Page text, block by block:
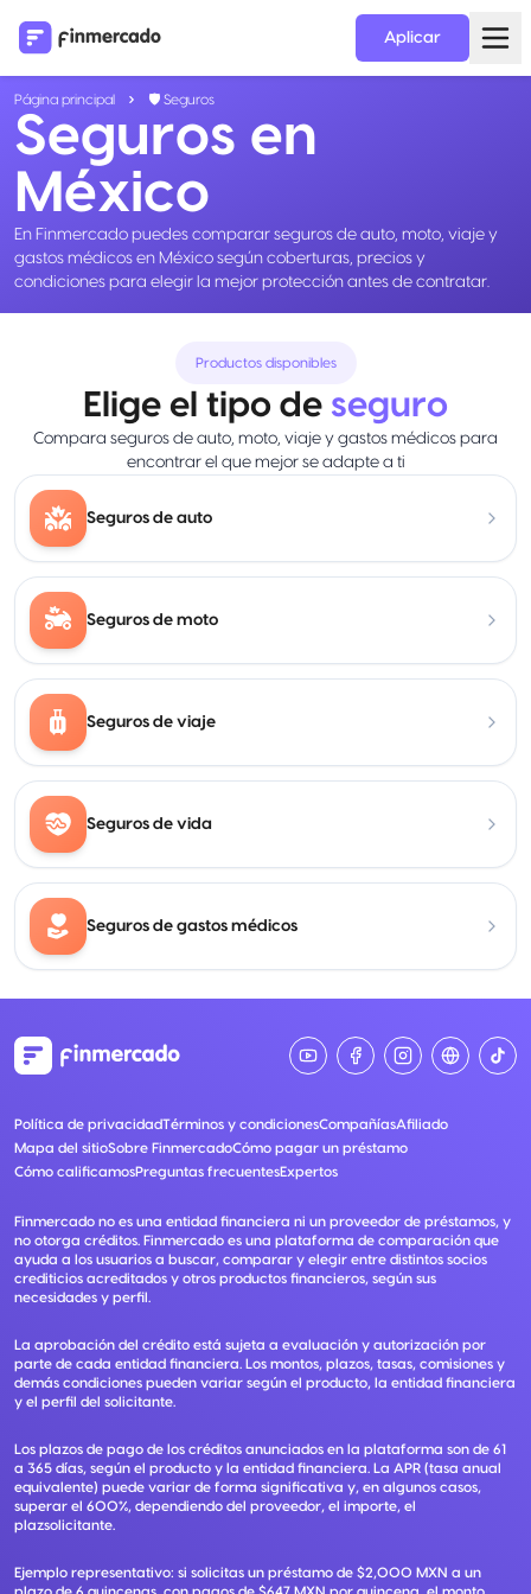
Aplicar
Página principal 🛡️ Seguros
Seguros en
México
En Finmercado puedes comparar seguros de auto, moto, viaje y
gastos médicos en México según coberturas, precios y
condiciones para elegir la mejor protección antes de contratar.
Productos disponibles
Elige el tipo de seguro
Compara seguros de auto, moto, viaje y gastos médicos para
encontrar el que mejor se adapte a ti
Seguros de auto
Seguros de moto
Seguros de viaje
Seguros de vida
Seguros de gastos médicos
Política de privacidadTérminos y condicionesCompañíasAfiliado
Mapa del sitioSobre FinmercadoCómo pagar un préstamo
Cómo calificamosPreguntas frecuentesExpertos
Finmercado no es una entidad financiera ni un proveedor de préstamos, y
no otorga créditos. Finmercado es una plataforma de comparación que
ayuda a los usuarios a buscar, comparar y elegir entre distintos socios
crediticios acreditados y otros productos financieros, según sus
necesidades y perfil.
La aprobación del crédito está sujeta a evaluación y autorización por
parte de cada entidad financiera. Los montos, plazos, tasas, comisiones y
demás condiciones pueden variar según el producto, la entidad financiera
y el perfil del solicitante.
Los plazos de pago de los créditos anunciados en la plataforma son de 61
a 365 días, según el producto y la entidad financiera. La APR (tasa anual
equivalente) puede variar de forma significativa y, en algunos casos,
superar el 600%, dependiendo del proveedor, el importe, el
plazsolicitante.
Ejemplo representativo: si solicitas un préstamo de $2,000 MXN a un